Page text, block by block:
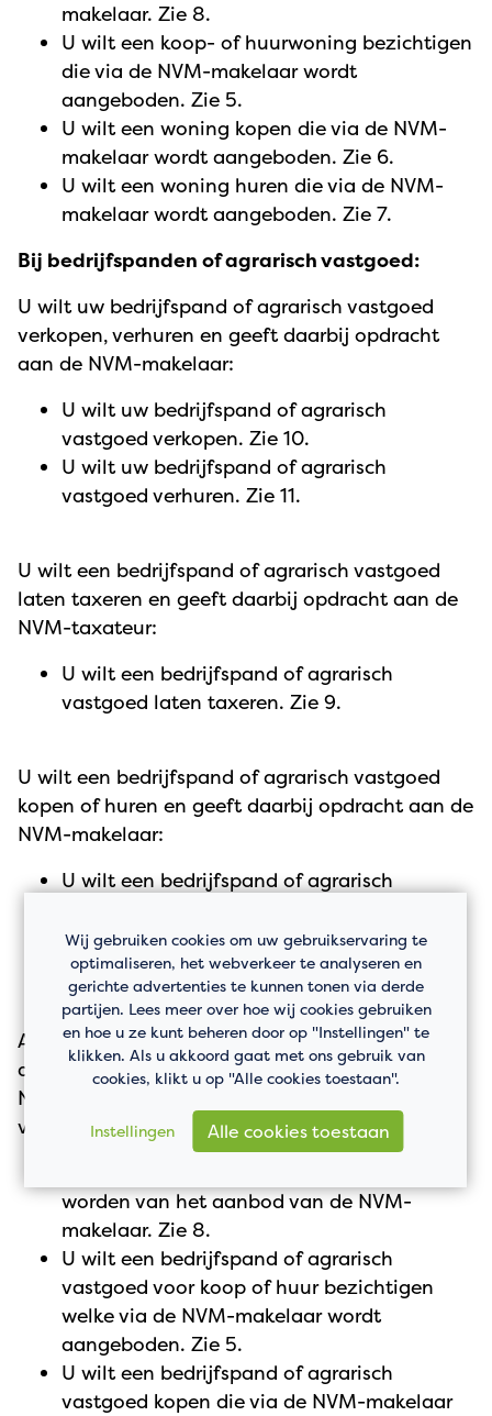
makelaar. Zie 8.
U wilt een koop- of huurwoning bezichtigen
die via de NVM-makelaar wordt
aangeboden. Zie 5.
U wilt een woning kopen die via de NVM-
makelaar wordt aangeboden. Zie 6.
U wilt een woning huren die via de NVM-
makelaar wordt aangeboden. Zie 7.
Bij bedrijfspanden of agrarisch vastgoed:
U wilt uw bedrijfspand of agrarisch vastgoed
verkopen, verhuren en geeft daarbij opdracht
aan de NVM-makelaar:
U wilt uw bedrijfspand of agrarisch
vastgoed verkopen. Zie 10.
U wilt uw bedrijfspand of agrarisch
vastgoed verhuren. Zie 11.
U wilt een bedrijfspand of agrarisch vastgoed
laten taxeren en geeft daarbij opdracht aan de
NVM-taxateur:
U wilt een bedrijfspand of agrarisch
vastgoed laten taxeren. Zie 9.
U wilt een bedrijfspand of agrarisch vastgoed
kopen of huren en geeft daarbij opdracht aan de
NVM-makelaar:
U wilt een bedrijfspand of agrarisch
U wilt een bedrijfspand of agrarisch
vastgoed huren. Zie 13.
Als u op zoek bent naar een bedrijfspand of
agrarisch vastgoed en u heeft hiervoor niet een
NVM-makelaar ingeschakeld dan zijn de
volgende situaties mogelijk:
worden van het aanbod van de NVM-
makelaar. Zie 8.
U wilt een bedrijfspand of agrarisch
vastgoed voor koop of huur bezichtigen
welke via de NVM-makelaar wordt
aangeboden. Zie 5.
U wilt een bedrijfspand of agrarisch
vastgoed kopen die via de NVM-makelaar
Wij gebruiken cookies om uw gebruikservaring te
optimaliseren, het webverkeer te analyseren en
gerichte advertenties te kunnen tonen via derde
partijen. Lees meer over hoe wij cookies gebruiken
en hoe u ze kunt beheren door op "Instellingen" te
klikken. Als u akkoord gaat met ons gebruik van
cookies, klikt u op "Alle cookies toestaan".
Instellingen Alle cookies toestaan